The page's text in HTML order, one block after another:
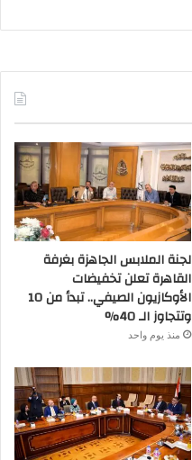
لجنة الملابس الجاهزة بغرفة
القاهرة تعلن تخفيضات
الأوكازيون الصيفي.. تبدأ من 10
وتتجاوز الـ 40%
منذ يوم واحد